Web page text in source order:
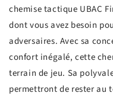
chemise tactique UBAC
dont vous avez besoin
adversaires. Avec sa
confort inégalé, cette
terrain de jeu. Sa
permettront de rester au